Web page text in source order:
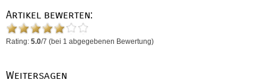
Artikel bewerten:
Rating: 5.0/7 (bei 1 abgegebenen Bewertung)
Weitersagen